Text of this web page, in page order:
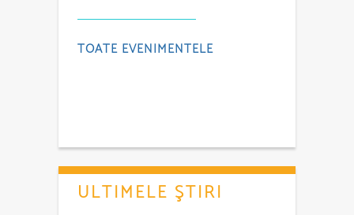
TOATE EVENIMENTELE
ULTIMELE ŞTIRI